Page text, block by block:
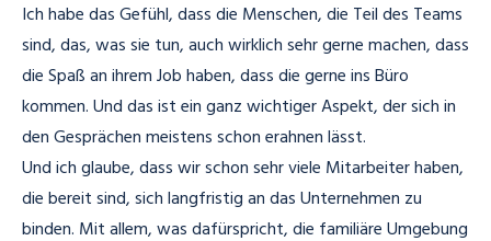
Ich habe das Gefühl, dass die Menschen, die Teil des Teams
sind, das, was sie tun, auch wirklich sehr gerne machen, dass
die Spaß an ihrem Job haben, dass die gerne ins Büro
kommen. Und das ist ein ganz wichtiger Aspekt, der sich in
den Gesprächen meistens schon erahnen lässt.
Und ich glaube, dass wir schon sehr viele Mitarbeiter haben,
die bereit sind, sich langfristig an das Unternehmen zu
binden. Mit allem, was dafürspricht, die familiäre Umgebung